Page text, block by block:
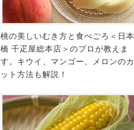
桃の美しいむき方と食べごろ＜日本
橋 千疋屋総本店＞のプロが教えま
す。キウイ、マンゴー、メロンのカ
ット方法も解説！